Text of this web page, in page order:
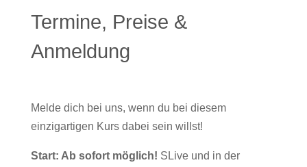
Termine, Preise &
Anmeldung
Melde dich bei uns, wenn du bei diesem
einzigartigen Kurs dabei sein willst!
Start: Ab sofort möglich! SLive und in der